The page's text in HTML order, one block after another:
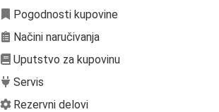
Pogodnosti kupovine
Načini naručivanja
Uputstvo za kupovinu
Servis
Rezervni delovi